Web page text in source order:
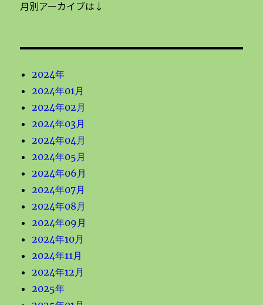
月別アーカイブは↓
2024年
2024年01月
2024年02月
2024年03月
2024年04月
2024年05月
2024年06月
2024年07月
2024年08月
2024年09月
2024年10月
2024年11月
2024年12月
2025年